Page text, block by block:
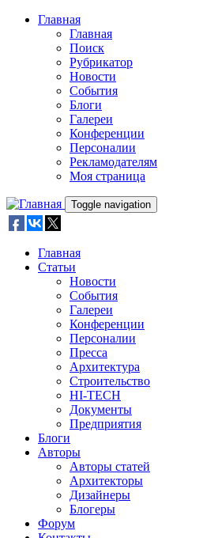
Skip to main content
Главная
Главная
Поиск
Рубрикатор
Новости
События
Блоги
Галереи
Конференции
Персоналии
Рекламодателям
Моя страница
Toggle navigation
Главная
Статьи
Новости
События
Галереи
Конференции
Персоналии
Пресса
Архитектура
Строительство
HI-TECH
Документы
Предприятия
Блоги
Авторы
Авторы статей
Архитекторы
Дизайнеры
Блогеры
Форум